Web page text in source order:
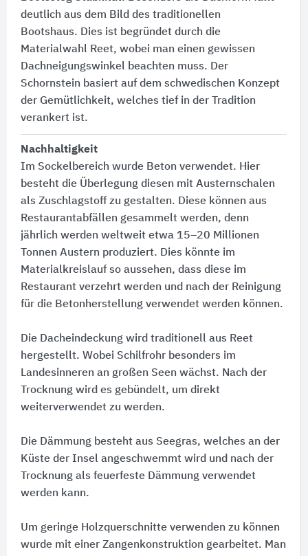
deutlich aus dem Bild des traditionellen
Bootshaus. Dies ist begründet durch die
Materialwahl Reet, wobei man einen gewissen
Dachneigungswinkel beachten muss. Der
Schornstein basiert auf dem schwedischen Konzept
der Gemütlichkeit, welches tief in der Tradition
verankert ist.
Nachhaltigkeit
Im Sockelbereich wurde Beton verwendet. Hier
besteht die Überlegung diesen mit Austernschalen
als Zuschlagstoff zu gestalten. Diese können aus
Restaurantabfällen gesammelt werden, denn
jährlich werden weltweit etwa 15–20 Millionen
Tonnen Austern produziert. Dies könnte im
Materialkreislauf so aussehen, dass diese im
Restaurant verzehrt werden und nach der Reinigung
für die Betonherstellung verwendet werden können.
Die Dacheindeckung wird traditionell aus Reet
hergestellt. Wobei Schilfrohr besonders im
Landesinneren an großen Seen wächst. Nach der
Trocknung wird es gebündelt, um direkt
weiterverwendet zu werden.
Die Dämmung besteht aus Seegras, welches an der
Küste der Insel angeschwemmt wird und nach der
Trocknung als feuerfeste Dämmung verwendet
werden kann.
Um geringe Holzquerschnitte verwenden zu können
wurde mit einer Zangenkonstruktion gearbeitet. Man